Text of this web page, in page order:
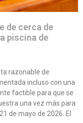
de cerca de
piscina de
razonable de
incluso con una
factible para que se
una vez más para
de mayo de 2026. El